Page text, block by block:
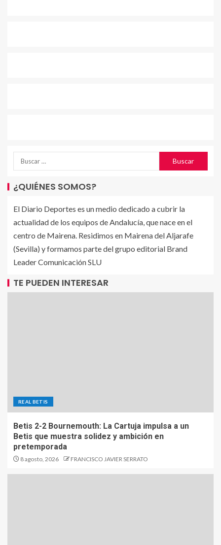
¿QUIÉNES SOMOS?
El Diario Deportes es un medio dedicado a cubrir la
actualidad de los equipos de Andalucía, que nace en el
centro de Mairena. Residimos en Mairena del Aljarafe
(Sevilla) y formamos parte del grupo editorial Brand
Leader Comunicación SLU
TE PUEDEN INTERESAR
REAL BETIS
Betis 2-2 Bournemouth: La Cartuja impulsa a un
Betis que muestra solidez y ambición en
pretemporada
8 agosto, 2026 FRANCISCO JAVIER SERRATO